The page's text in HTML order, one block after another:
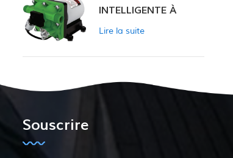
INTELLIGENTE À
PRESSION
ZN-42
Lire la suite
Souscrire